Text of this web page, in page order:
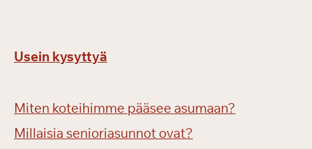
Usein kysyttyä
Miten koteihimme pääsee asumaan?
Millaisia senioriasunnot ovat?